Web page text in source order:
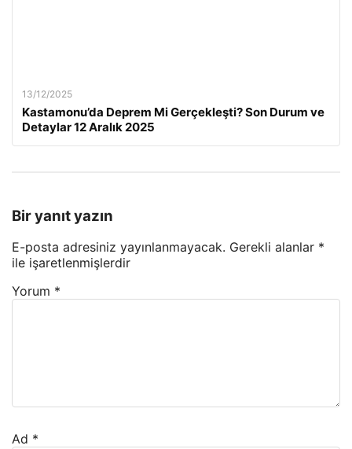
13/12/2025
Kastamonu’da Deprem Mi Gerçekleşti? Son Durum ve
Detaylar 12 Aralık 2025
Bir yanıt yazın
E-posta adresiniz yayınlanmayacak. Gerekli alanlar *
ile işaretlenmişlerdir
Yorum *
Ad *